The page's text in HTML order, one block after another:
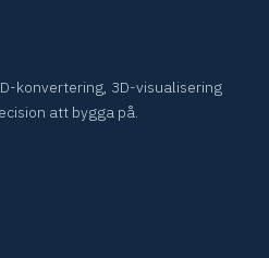
konvertering, 3D-visualisering
att bygga på.